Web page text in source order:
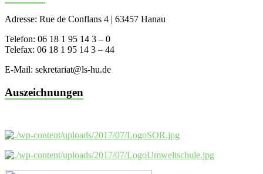
Adresse: Rue de Conflans 4 | 63457 Hanau
Telefon: 06 18 1 95 14 3 – 0
Telefax: 06 18 1 95 14 3 – 44
E-Mail: sekretariat@ls-hu.de
Auszeichnungen